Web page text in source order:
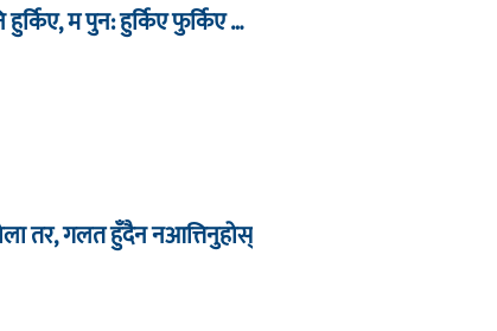
हुर्किए, म पुन: हुर्किए फुर्किए …
तर, गलत हुँदैन नआत्तिनुहोस्